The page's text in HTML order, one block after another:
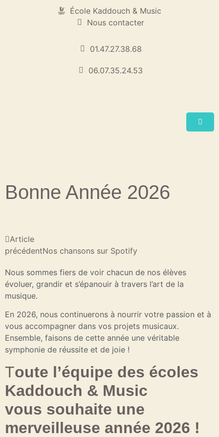
École Kaddouch & Music
Nous contacter
01.47.27.38.68
06.07.35.24.53
Bonne Année 2026
Article
précédentNos chansons sur Spotify
Nous sommes fiers de voir chacun de nos élèves
évoluer, grandir et s’épanouir à travers l’art de la
musique.
En 2026, nous continuerons à nourrir votre passion et à
vous accompagner dans vos projets musicaux.
Ensemble, faisons de cette année une véritable
symphonie de réussite et de joie !
Toute l’équipe des écoles
Kaddouch & Music
vous souhaite une
merveilleuse année 2026 !